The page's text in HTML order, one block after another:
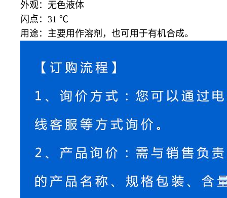
外观：无色液体
闪点： 31 ℃
用途：主要用作溶剂，也可用于有机合成。